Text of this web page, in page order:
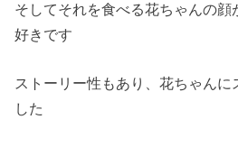
そしてそれを食べる花ちゃんの顔
好きです
ストーリー性もあり、花ちゃんに
した